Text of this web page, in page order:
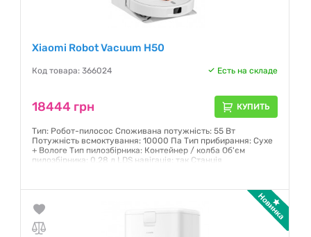
Xiaomi Robot Vacuum H50
Код товара: 366024 Есть на складе
18444 грн КУПИТЬ
Тип: Робот-пилосос Споживана потужність: 55 Вт
Потужність всмоктування: 10000 Па Тип прибирання: Сухе
+ Вологе Тип пилозбірника: Контейнер / колба Об'єм
пилозбірника: 0.28 л LDS навігація: так Станція
Гарантия:12 месяцев